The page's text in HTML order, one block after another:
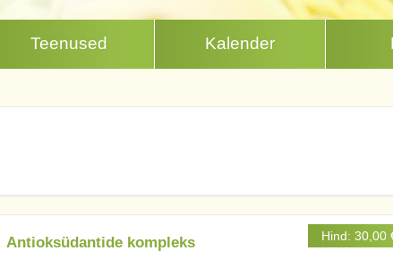
Teenused Kalender
Antioksüdantide kompleks Hind: 30,00